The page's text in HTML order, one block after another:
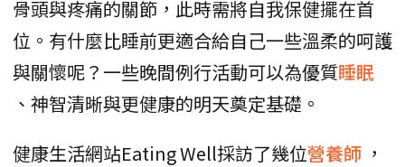
骨頭與疼痛的關節，此時需將自我保健擺在首
位。有什麼比睡前更適合給自己一些溫柔的呵護
與關懷呢？一些晚間例行活動可以為優質睡眠
、神智清晰與更健康的明天奠定基礎。
健康生活網站Eating Well採訪了幾位營養師 ，